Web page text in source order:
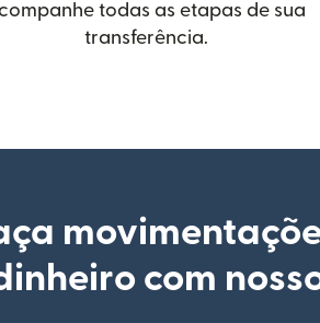
todas as etapas de sua
transferência.
com